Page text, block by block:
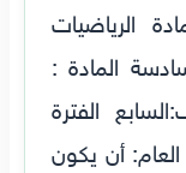
الرياضيات
المادة :
الفترة
: 18 الهدف العام: أن يكون